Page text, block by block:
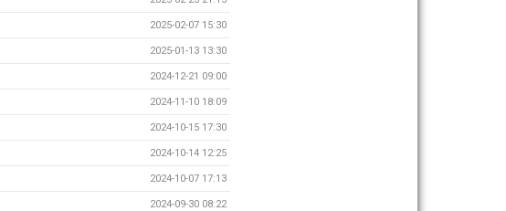
2025-02-07 15:30
2025-01-13 13:30
2024-12-21 09:00
2024-11-10 18:09
2024-10-15 17:30
2024-10-14 12:25
2024-10-07 17:13
2024-09-30 08:22